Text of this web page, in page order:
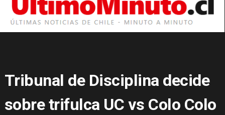
Tribunal de Disciplina decide
sobre trifulca UC vs Colo Colo